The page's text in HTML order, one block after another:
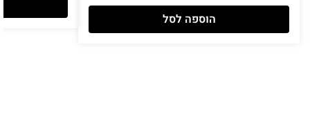
הוספה לסל